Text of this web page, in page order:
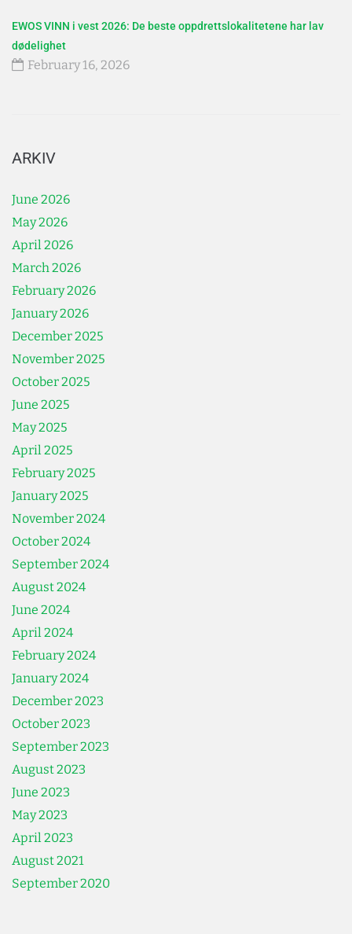
EWOS VINN i vest 2026: De beste oppdrettslokalitetene har lav
dødelighet
February 16, 2026
ARKIV
June 2026
May 2026
April 2026
March 2026
February 2026
January 2026
December 2025
November 2025
October 2025
June 2025
May 2025
April 2025
February 2025
January 2025
November 2024
October 2024
September 2024
August 2024
June 2024
April 2024
February 2024
January 2024
December 2023
October 2023
September 2023
August 2023
June 2023
May 2023
April 2023
August 2021
September 2020